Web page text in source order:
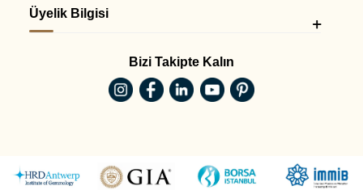
Üyelik Bilgisi
Bizi Takipte Kalın